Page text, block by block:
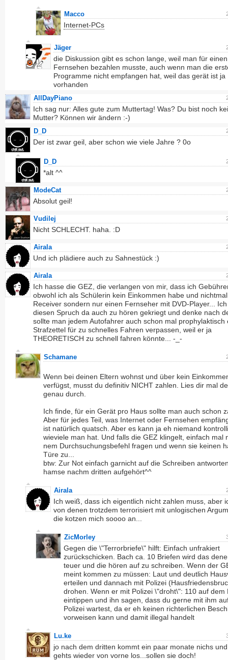
Macco
Internet-PCs
Jäger
die Diskussion gibt es schon lange, weil man für einen
Fernsehen bezahlen musste, auch wenn man die
Programme nicht empfangen hat, weil das gerät ist ja
vorhanden
AllDayPiano
Ich sag nur: Alles gute zum Muttertag! Was? Du bist noch
Mutter? Können wir ändern :-)
D_D
Der ist zwar geil, aber schon wie viele Jahre ? 0o
D_D
*alt ^^
ModeCat
Absolut geil!
Vudilej
Nicht SCHLECHT. haha. :D
Airala
Und ich plädiere auch zu Sahnestück :)
Airala
Ich hasse die GEZ, die verlangen von mir, dass ich
obwohl ich als Schülerin kein Einkommen habe und
Receiver sondern nur einen Fernseher mit DVD-Player...
diesen Spruch da auch zu hören gekriegt und denke nach
sollte man jedem Autofahrer auch schon mal prophylaktisch
Strafzettel für zu schnelles Fahren verpassen, weil er ja
THEORETISCH zu schnell fahren könnte... -_-
Schamane
Wenn bei deinen Eltern wohnst und über kein
verfügst, musst du definitiv NICHT zahlen. Lies dir mal
genau durch.
Ich finde, für ein Gerät pro Haus sollte man auch schon
Aber für jedes Teil, was Internet oder Fernsehen
ist natürlich quatsch. Aber es kann ja eh niemand
wieviele man hat. Und falls die GEZ klingelt, einfach mal
nem Durchsuchungsbefehl fragen und wenn sie keinen
Türe zu...
btw: Zur Not einfach garnicht auf die Schreiben
hamse nachm dritten aufgehört^^
Airala
Ich weiß, dass ich eigentlich nicht zahlen muss, aber
von denen trotzdem terrorisiert mit unlogischen
die kotzen mich soooo an...
ZicMorley
Gegen die \"Terrorbriefe\" hilft: Einfach unfrakiert
zurückschicken. Bach ca. 10 Briefen wird das
teuer und die hören auf zu schreiben. Wenn der
meint kommen zu müssen: Laut und deutlich
erteilen und dannach mit Polizei
drohen. Wenn er mit Polizei \"droht\": 110 auf dem
eintippen und ihn sagen, dass du gerne mit ihm
Polizei wartest, da er eh keinen richterlichen
vorweisen kann und damit illegal handelt
Lu.ke
jo nach dem dritten kommt ein paar monate nichs
gehts wieder von vorne los...sollen sie doch!